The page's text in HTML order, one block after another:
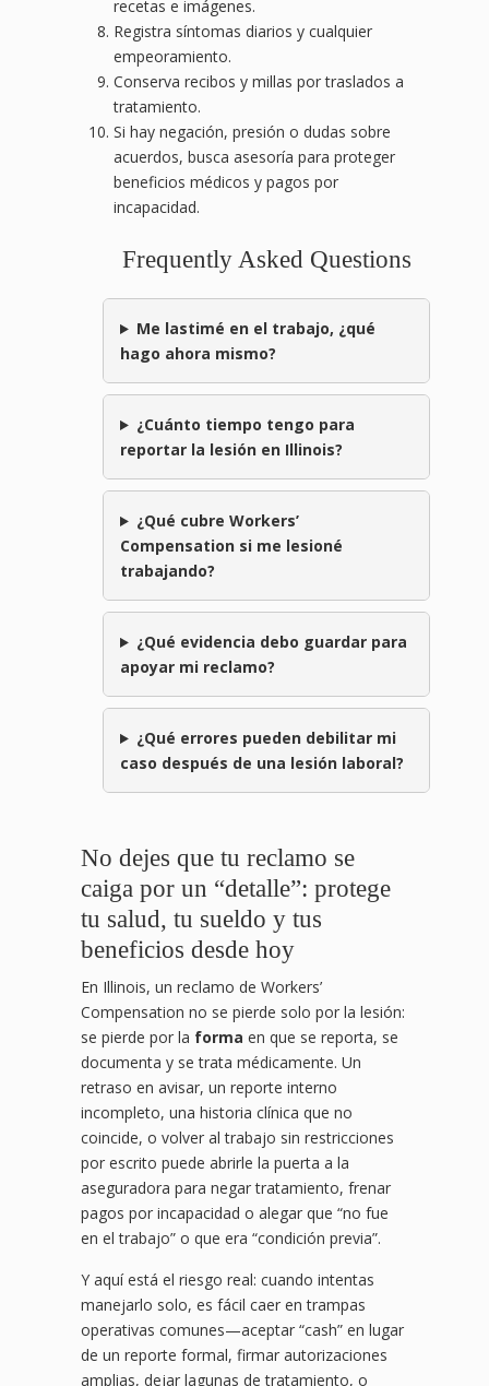
recetas e imágenes.
Registra síntomas diarios y cualquier
empeoramiento.
Conserva recibos y millas por traslados a
tratamiento.
Si hay negación, presión o dudas sobre
acuerdos, busca asesoría para proteger
beneficios médicos y pagos por
incapacidad.
Frequently Asked Questions
Me lastimé en el trabajo, ¿qué
hago ahora mismo?
¿Cuánto tiempo tengo para
reportar la lesión en Illinois?
¿Qué cubre Workers’
Compensation si me lesioné
trabajando?
¿Qué evidencia debo guardar para
apoyar mi reclamo?
¿Qué errores pueden debilitar mi
caso después de una lesión laboral?
No dejes que tu reclamo se
caiga por un “detalle”: protege
tu salud, tu sueldo y tus
beneficios desde hoy
En Illinois, un reclamo de Workers’
Compensation no se pierde solo por la lesión:
se pierde por la forma en que se reporta, se
documenta y se trata médicamente. Un
retraso en avisar, un reporte interno
incompleto, una historia clínica que no
coincide, o volver al trabajo sin restricciones
por escrito puede abrirle la puerta a la
aseguradora para negar tratamiento, frenar
pagos por incapacidad o alegar que “no fue
en el trabajo” o que era “condición previa”.
Y aquí está el riesgo real: cuando intentas
manejarlo solo, es fácil caer en trampas
operativas comunes—aceptar “cash” en lugar
de un reporte formal, firmar autorizaciones
amplias, dejar lagunas de tratamiento, o